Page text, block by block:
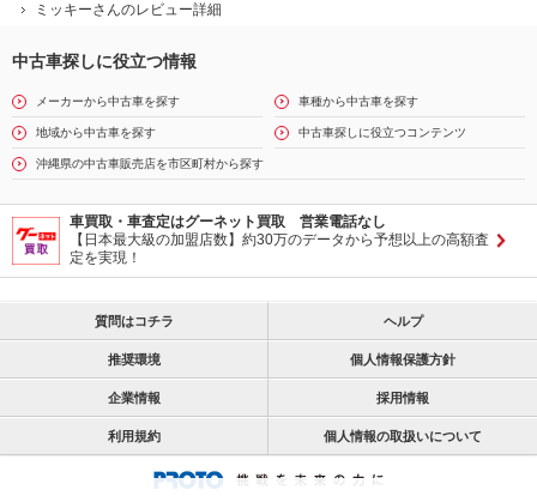
ミッキーさんのレビュー詳細
中古車探しに役立つ情報
メーカーから中古車を探す 車種から中古車を探す
地域から中古車を探す 中古車探しに役立つコンテンツ
沖縄県の中古車販売店を市区町村から探す
車買取・車査定はグーネット買取 営業電話なし
【日本最大級の加盟店数】約30万のデータから予想以上の高額査
定を実現！
質問はコチラ ヘルプ
推奨環境 個人情報保護方針
企業情報 採用情報
利用規約 個人情報の取扱いについて